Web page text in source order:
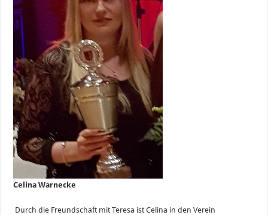
Celina Warnecke
Durch die Freundschaft mit Teresa ist Celina in den Verein